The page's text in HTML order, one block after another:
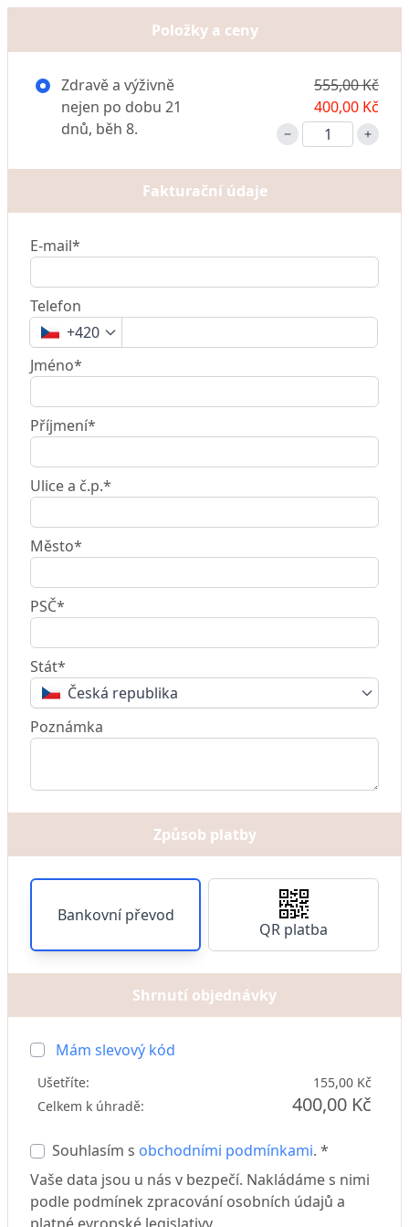
Položky a ceny
Zdravě a výživně
nejen po dobu 21
dnů, běh 8.
555,00 Kč
400,00 Kč
Fakturační údaje
E-mail*
Telefon
+420
Jméno*
Příjmení*
Ulice a č.p.*
Město*
PSČ*
Stát*
Česká republika
Poznámka
Způsob platby
Bankovní převod
QR platba
Shrnutí objednávky
Mám slevový kód
Ušetříte:
155,00 Kč
Celkem k úhradě:
400,00 Kč
Souhlasím s obchodními podmínkami. *
Vaše data jsou u nás v bezpečí. Nakládáme s nimi
podle podmínek zpracování osobních údajů a